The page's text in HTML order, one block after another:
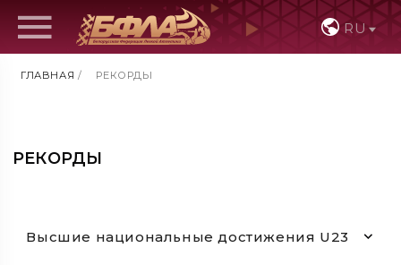
RU
ГЛАВНАЯ / РЕКОРДЫ
РЕКОРДЫ
Высшие национальные достижения U23